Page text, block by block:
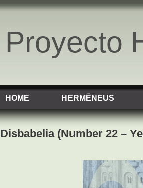
Proyecto
HOME HERMĒNEUS
Disbabelia (Number 22 –